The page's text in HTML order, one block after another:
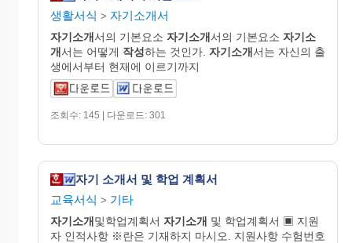
생활서식 > 자기소개서
자기소개서의 기본요소 자기소개서의 기본요소 자기소
개서는 어떻게 작성하는 것인가. 자기소개서는 자신의 출
생에서부터 현재에 이르기까지
조회수: 145 | 다운로드: 301
자기 소개서 및 학업 계획서
교육서식 > 기타
자기소개및학업계획서 자기소개 및 학업계획서 ▣ 지원
자 인적사항 ※란은 기재하지 마시오. 지원사항 수험번호